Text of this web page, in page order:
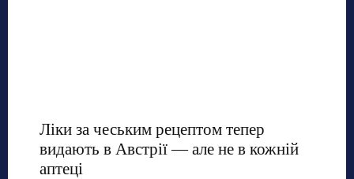
Ліки за чеським рецептом тепер
видають в Австрії — але не в кожній
аптеці